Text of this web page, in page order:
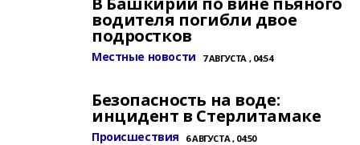
водителя погибли двое
подростков
Местные новости 7 АВГУСТА , 04:54
Безопасность на воде:
инцидент в Стерлитамаке
Происшествия 6 АВГУСТА , 04:50